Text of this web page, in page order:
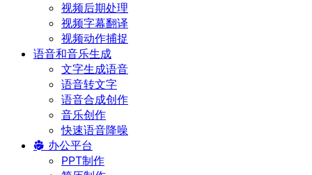
视频后期处理
视频字幕翻译
视频动作捕捉
语音和音乐生成
文字生成语音
语音转文字
语音合成创作
音乐创作
快速语音降噪
办公平台
PPT制作